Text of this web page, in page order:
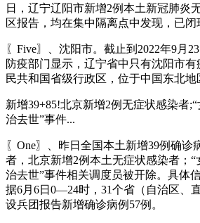
日，辽宁辽阳市新增2例本土新冠肺炎
区报告，均在集中隔离点中发现，已闭
〖Five〗、沈阳市。截止到2022年9月
防疫部门显示，辽宁省中只有沈阳市有
民共和国省级行政区，位于中国东北地
新增39+85!北京新增2例无症状感染者
治去世”事件...
〖One〗、昨日全国本土新增39例确诊
者，北京新增2例本土无症状感染者；“
治去世”事件相关调度员被开除。具体
据6月6日0—24时，31个省（自治区、
设兵团报告新增确诊病例57例。